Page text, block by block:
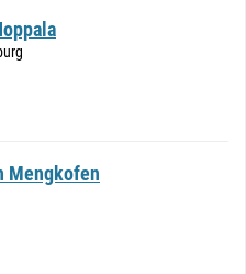
Mengkofen